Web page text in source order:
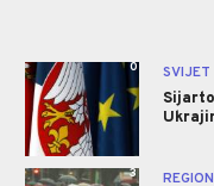
0 SVIJET
3 REGION